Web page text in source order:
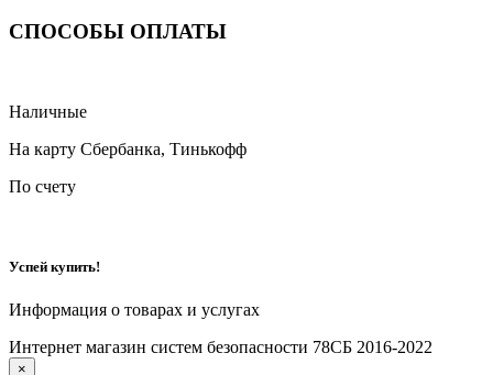
СПОСОБЫ ОПЛАТЫ
Наличные
На карту Сбербанка, Тинькофф
По счету
Успей купить!
Информация о товарах и услугах
Интернет магазин систем безопасности 78СБ 2016-2022
×